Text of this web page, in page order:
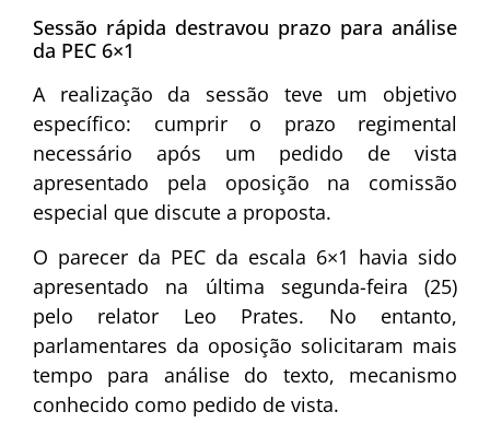
Sessão rápida destravou prazo para análise
da PEC 6×1
A realização da sessão teve um objetivo
específico: cumprir o prazo regimental
necessário após um pedido de vista
apresentado pela oposição na comissão
especial que discute a proposta.
O parecer da PEC da escala 6×1 havia sido
apresentado na última segunda-feira (25)
pelo relator Leo Prates. No entanto,
parlamentares da oposição solicitaram mais
tempo para análise do texto, mecanismo
conhecido como pedido de vista.